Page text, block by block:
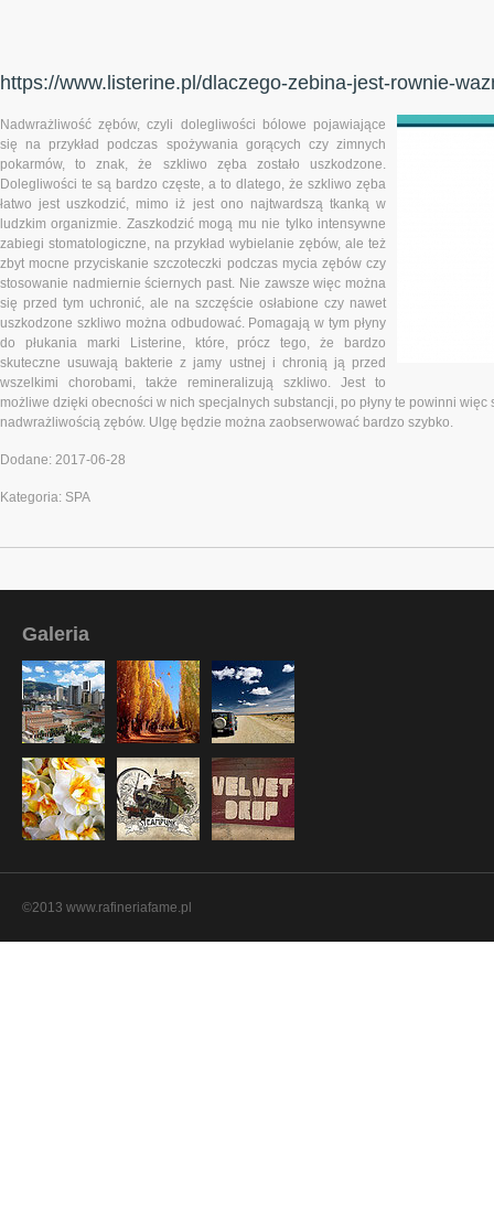
https://www.listerine.pl/dlaczego-zebina-jest-rownie-
Nadwrażliwość zębów, czyli dolegliwości bólowe pojawiające
się na przykład podczas spożywania gorących czy zimnych
pokarmów, to znak, że szkliwo zęba zostało uszkodzone.
Dolegliwości te są bardzo częste, a to dlatego, że szkliwo zęba
łatwo jest uszkodzić, mimo iż jest ono najtwardszą tkanką w
ludzkim organizmie. Zaszkodzić mogą mu nie tylko intensywne
zabiegi stomatologiczne, na przykład wybielanie zębów, ale też
zbyt mocne przyciskanie szczoteczki podczas mycia zębów czy
stosowanie nadmiernie ściernych past. Nie zawsze więc można
się przed tym uchronić, ale na szczęście osłabione czy nawet
uszkodzone szkliwo można odbudować. Pomagają w tym płyny
do płukania marki Listerine, które, prócz tego, że bardzo
skuteczne usuwają bakterie z jamy ustnej i chronią ją przed
wszelkimi chorobami, także remineralizują szkliwo. Jest to
możliwe dzięki obecności w nich specjalnych substancji, po płyny te powinni
nadwrażliwością zębów. Ulgę będzie można zaobserwować bardzo szybko.
Dodane: 2017-06-28
Kategoria: SPA
Galeria
©2013 www.rafineriafame.pl